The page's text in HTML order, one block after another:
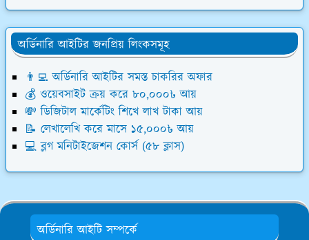
অর্ডিনারি আইটির জনপ্রিয় লিংকসমূহ
👨‍💻 অর্ডিনারি আইটির সমস্ত চাকরির অফার
💰 ওয়েবসাইট ক্রয় করে ৮০,০০০৳ আয়
💸 ডিজিটাল মার্কেটিং শিখে লাখ টাকা আয়
📝 লেখালেখি করে মাসে ১৫,০০০৳ আয়
💻 ব্লগ মনিটাইজেশন কোর্স (৫৮ ক্লাস)
অর্ডিনারি আইটি সম্পর্কে